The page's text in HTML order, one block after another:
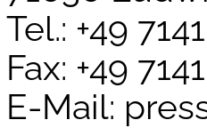
Tel.: +49
Fax: +49
E-Mail: